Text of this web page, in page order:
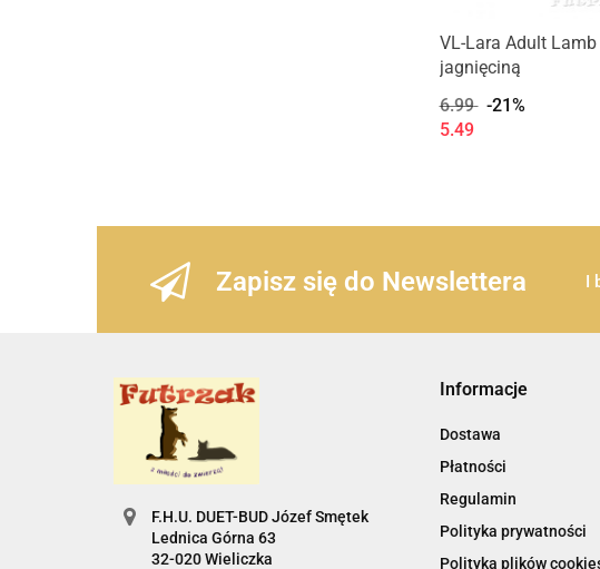
Produkt
VL-Lara Adult Lamb
jagnięciną
6.99
-21%
5.49
Zapisz się do Newslettera I
F.H.U. DUET-BUD Józef Smętek
Lednica Górna 63
32-020 Wieliczka
Informacje
Dostawa
Płatności
Regulamin
Polityka prywatności
Polityka plików